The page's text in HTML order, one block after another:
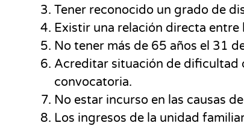
Tener reconocido un grado de
Existir una relación directa
No tener más de 65 años el 31
Acreditar situación de dificultad
convocatoria.
No estar incurso en las causas
Los ingresos de la unidad